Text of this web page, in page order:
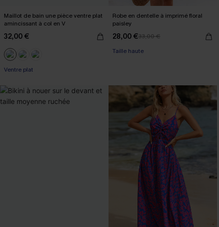
Maillot de bain une pièce ventre plat
amincissant à col en V
32,00 €
Ventre plat
Robe en dentelle à imprimé floral
paisley
28,00 €33,00 €
Taille haute